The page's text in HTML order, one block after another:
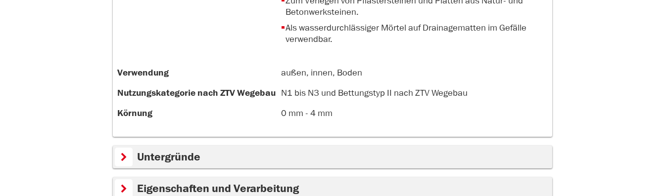
Betonwerksteinen.
Als wasserdurchlässiger Mörtel auf Drainagematten im Gefälle
verwendbar.
Verwendung außen, innen, Boden
Nutzungskategorie nach ZTV Wegebau N1 bis N3 und Bettungstyp II nach ZTV Wegebau
Körnung 0 mm - 4 mm
Untergründe
Eigenschaften und Verarbeitung